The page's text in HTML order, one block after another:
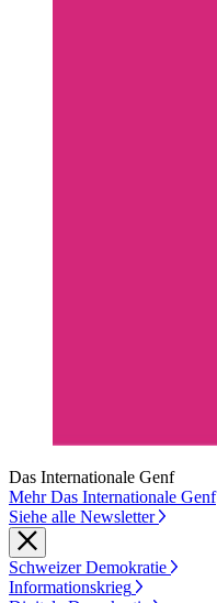
Das Internationale Genf
Mehr Das Internationale Genf
Siehe alle Newsletter
Schweizer Demokratie
Informationskrieg